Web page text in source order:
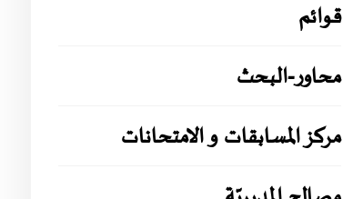
قوائم
محاور-البحث
مركز المسابقات و الامتحانات